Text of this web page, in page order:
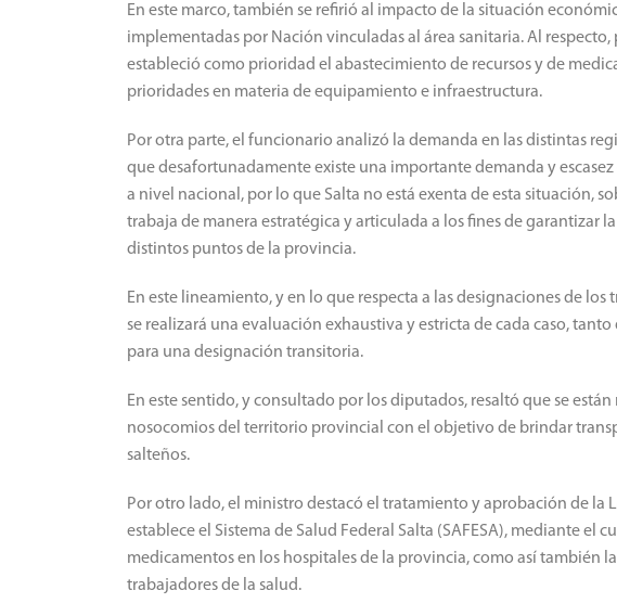
En este marco, también se refirió al impacto de la situación
implementadas por Nación vinculadas al área sanitaria. Al respecto,
estableció como prioridad el abastecimiento de recursos y de
prioridades en materia de equipamiento e infraestructura.
Por otra parte, el funcionario analizó la demanda en las distintas
que desafortunadamente existe una importante demanda y
a nivel nacional, por lo que Salta no está exenta de esta situación,
trabaja de manera estratégica y articulada a los fines de garantizar
distintos puntos de la provincia.
En este lineamiento, y en lo que respecta a las designaciones de
se realizará una evaluación exhaustiva y estricta de cada caso,
para una designación transitoria.
En este sentido, y consultado por los diputados, resaltó que se
nosocomios del territorio provincial con el objetivo de brindar
salteños.
Por otro lado, el ministro destacó el tratamiento y aprobación de la
establece el Sistema de Salud Federal Salta (SAFESA), mediante el
medicamentos en los hospitales de la provincia, como así también
trabajadores de la salud.